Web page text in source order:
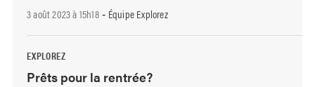
3 août 2023 à 15h18- Équipe Explorez
EXPLOREZ
Prêts pour la rentrée?